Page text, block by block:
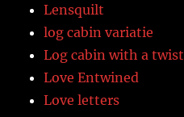
Lensquilt
log cabin variatie
Log cabin with a twist
Love Entwined
Love letters